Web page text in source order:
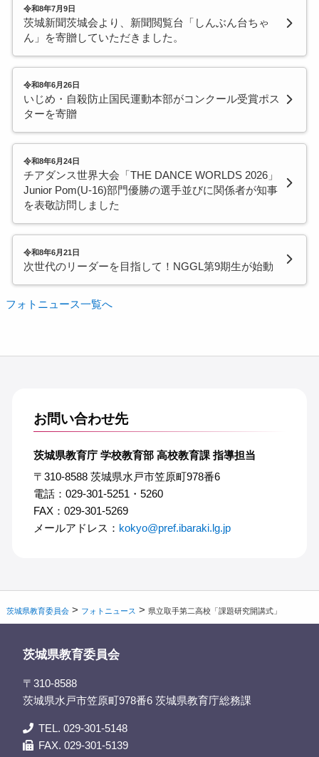
令和8年7月9日
茨城新聞茨城会より、新聞閲覧台「しんぶん台ちゃ
ん」を寄贈していただきました。
令和8年6月26日
いじめ・自殺防止国民運動本部がコンクール受賞ポス
ターを寄贈
令和8年6月24日
チアダンス世界大会「THE DANCE WORLDS 2026」
Junior Pom(U-16)部門優勝の選手並びに関係者が知事
を表敬訪問しました
令和8年6月21日
次世代のリーダーを目指して！NGGL第9期生が始動
フォトニュース一覧へ
お問い合わせ先
茨城県教育庁 学校教育部 高校教育課 指導担当
〒310-8588 茨城県水戸市笠原町978番6
電話：029-301-5251・5260
FAX：029-301-5269
メールアドレス： kokyo@pref.ibaraki.lg.jp
茨城県教育委員会 > フォトニュース > 県立取手第二高校「課題研究開講式」
茨城県教育委員会
〒310-8588
茨城県水戸市笠原町978番6 茨城県教育庁総務課
TEL. 029-301-5148
FAX. 029-301-5139